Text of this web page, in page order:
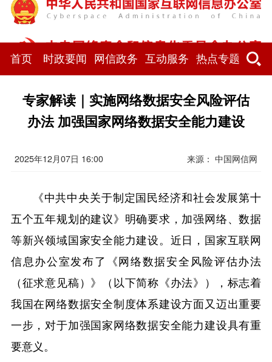
首页 时政要闻 网信政务 互动服务 热点专题
专家解读｜实施网络数据安全风险评估
办法 加强国家网络数据安全能力建设
2025年12月07日 16:00 来源：中国网信网
《中共中央关于制定国民经济和社会发展第十
五个五年规划的建议》明确要求，加强网络、数据
等新兴领域国家安全能力建设。近日，国家互联网
信息办公室发布了《网络数据安全风险评估办法
（征求意见稿）》（以下简称《办法》），标志着
我国在网络数据安全制度体系建设方面又迈出重要
一步，对于加强国家网络数据安全能力建设具有重
要意义。